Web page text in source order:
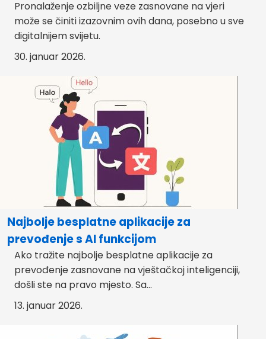
Pronalaženje ozbiljne veze zasnovane na vjeri
može se činiti izazovnim ovih dana, posebno u sve
digitalnijem svijetu.
30. januar 2026.
Najbolje besplatne aplikacije za
prevođenje s AI funkcijom
Ako tražite najbolje besplatne aplikacije za
prevođenje zasnovane na vještačkoj inteligenciji,
došli ste na pravo mjesto. Sa...
13. januar 2026.